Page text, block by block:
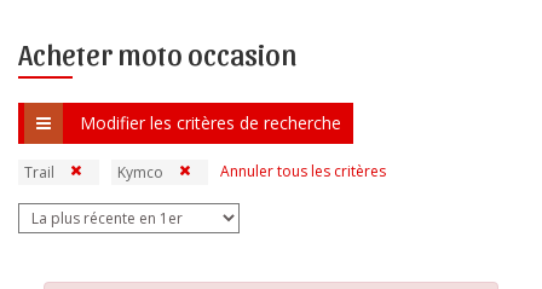
Acheter moto occasion
Modifier les critères de recherche
Trail Kymco Annuler tous les critères